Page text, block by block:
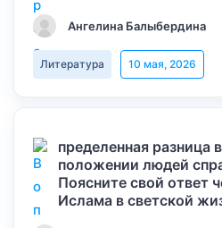
Ангелина Балыбердина
Литература 10 мая, 2026
пределенная разница
положении людей
Поясните свой ответ
Ислама в светской